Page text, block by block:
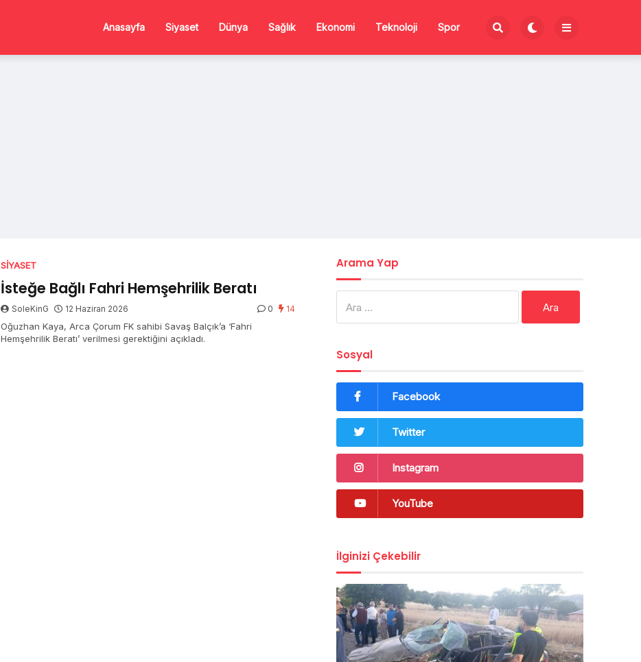
Anasayfa Siyaset Dünya Sağlık Ekonomi Teknoloji Spor
SIYASET
İsteğe Bağlı Fahri Hemşehrilik Beratı
SoleKinG 12 Haziran 2026 0 14
Oğuzhan Kaya, Arca Çorum FK sahibi Savaş Balçık’a ‘Fahri
Hemşehrilik Beratı’ verilmesi gerektiğini açıkladı.
Arama Yap
Sosyal
Facebook
Twitter
Instagram
YouTube
İlginizi Çekebilir